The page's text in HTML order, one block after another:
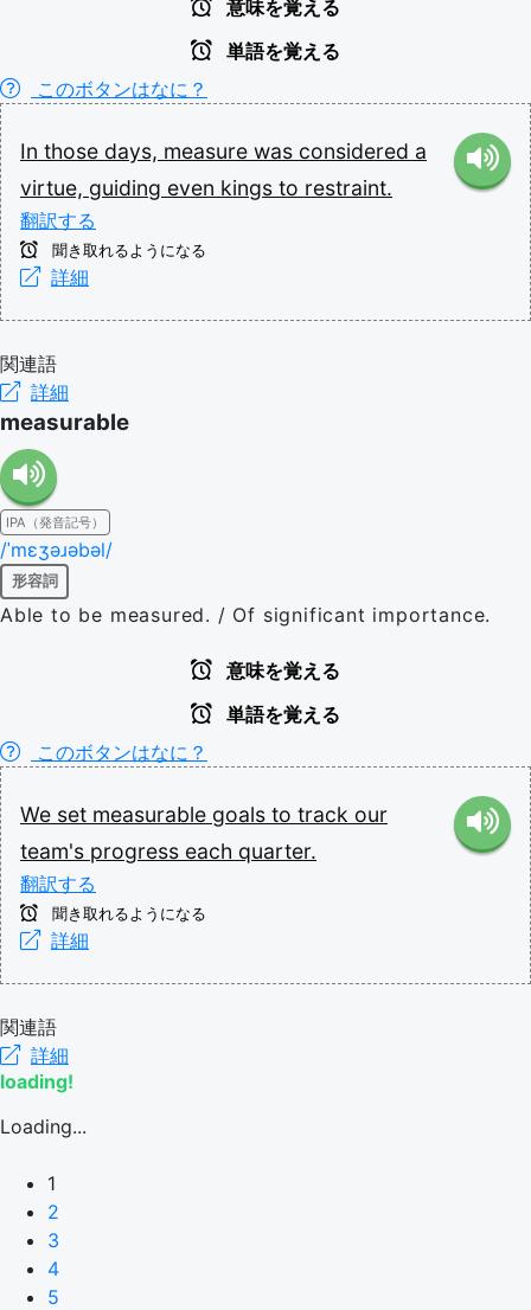
意味を覚える
単語を覚える
このボタンはなに？
In those days, measure was considered a
virtue, guiding even kings to restraint.
翻訳する
聞き取れるようになる
詳細
関連語
詳細
measurable
IPA（発音記号）
/ˈmɛʒəɹəbəl/
形容詞
Able to be measured. / Of significant importance.
意味を覚える
単語を覚える
このボタンはなに？
We set measurable goals to track our
team's progress each quarter.
翻訳する
聞き取れるようになる
詳細
関連語
詳細
loading!
Loading...
1
2
3
4
5